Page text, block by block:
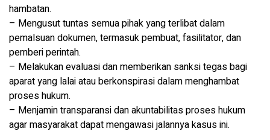
hambatan.
– ⁠Mengusut tuntas semua pihak yang terlibat dalam
pemalsuan dokumen, termasuk pembuat, fasilitator, dan
pemberi perintah.
– ⁠Melakukan evaluasi dan memberikan sanksi tegas bagi
aparat yang lalai atau berkonspirasi dalam menghambat
proses hukum.
– ⁠Menjamin transparansi dan akuntabilitas proses hukum
agar masyarakat dapat mengawasi jalannya kasus ini.